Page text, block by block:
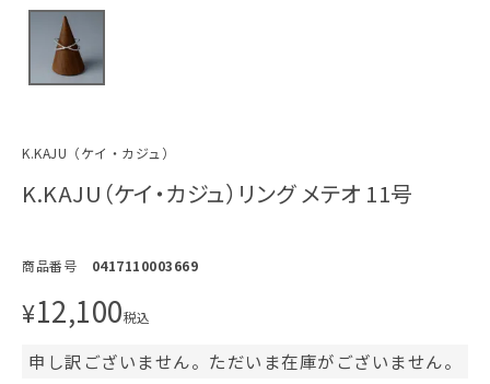
K.KAJU（ケイ・カジュ）
K.KAJU（ケイ・カジュ）リング メテオ 11号
商品番号 0417110003669
¥12,100税込
申し訳ございません。ただいま在庫がございません。